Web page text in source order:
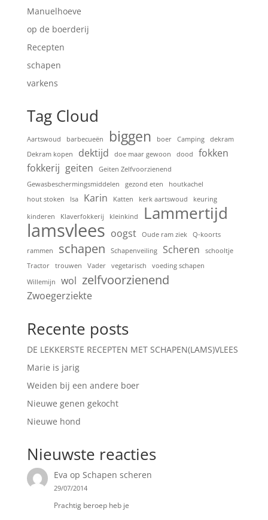
Manuelhoeve
op de boerderij
Recepten
schapen
varkens
Tag Cloud
Aartswoud barbecueën biggen boer Camping
dekram
Dekram kopen
dektijd doe maar gewoon dood
fokken
fokkerij geiten
Geiten Zelfvoorzienend
Gewasbeschermingsmiddelen
gezond eten
houtkachel
hout stoken
Isa Karin Katten kerk aartswoud keuring
kinderen Klaverfokkerij kleinkind Lammertijd
lamsvlees oogst Oude ram ziek
Q-koorts
rammen
schapen Schapenveiling Scheren
schooltje
Tractor
trouwen Vader vegetarisch
voeding schapen
Willemijn
wol zelfvoorzienend
Zwoegerziekte
Recente posts
DE LEKKERSTE RECEPTEN MET SCHAPEN(LAMS)VLEES
Marie is jarig
Weiden bij een andere boer
Nieuwe genen gekocht
Nieuwe hond
Nieuwste reacties
Eva opSchapen scheren
29/07/2014
Prachtig beroep heb je